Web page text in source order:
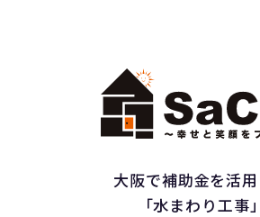
大阪で補助金を活用
「水まわり工事」